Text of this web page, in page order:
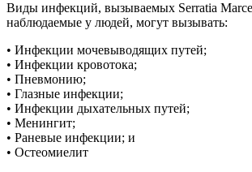
Виды инфекций, вызываемых Serratia
наблюдаемые у людей, могут вызывать:
• Инфекции мочевыводящих путей;
• Инфекции кровотока;
• Пневмонию;
• Глазные инфекции;
• Инфекции дыхательных путей;
• Менингит;
• Раневые инфекции; и
• Остеомиелит